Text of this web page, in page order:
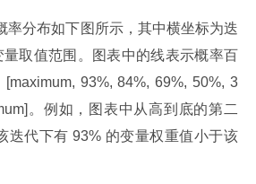
率分布如下图所示，其中横坐标为迭
取值范围。图表中的线表示概率百
93%, 84%, 69%, 50%, 3
。例如，图表中从高到底的第二
迭代下有 93% 的变量权重值小于该